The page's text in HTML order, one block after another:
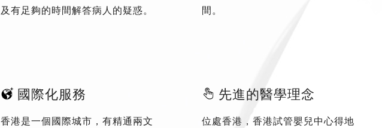
及有足夠的時間解答病人的疑惑。
間。
國際化服務
香港是一個國際城市，有精通兩文
先進的醫學理念
位處香港，香港試管嬰兒中心得地